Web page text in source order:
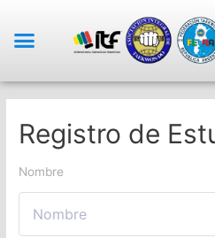
Registro de
Nombre